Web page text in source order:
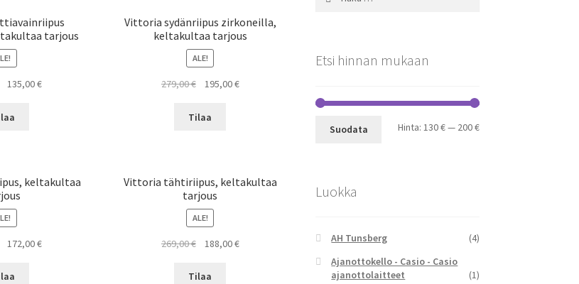
tarjous
Alkuperäinen
oli:
135,00€Nykyinen
Vittoria sydänriipus zirkoneilla,
keltakultaa tarjous
ALE!
279,00€
Alkuperäinen
oli:
195,00€Nykyinen
Tilaa
keltakultaa
Alkuperäinen
oli:
172,00€Nykyinen
Vittoria tähtiriipus, keltakultaa
tarjous
ALE!
269,00€
Alkuperäinen
oli:
188,00€Nykyinen
Tilaa
Etsi hinnan mukaan
Minimihinta
Maksimihinta
Suodata Hinta: 130 €— 200 €
Luokka
AH Tunsberg
(4)
Ajanottokello - Casio - Casio
ajanottolaitteet
(1)